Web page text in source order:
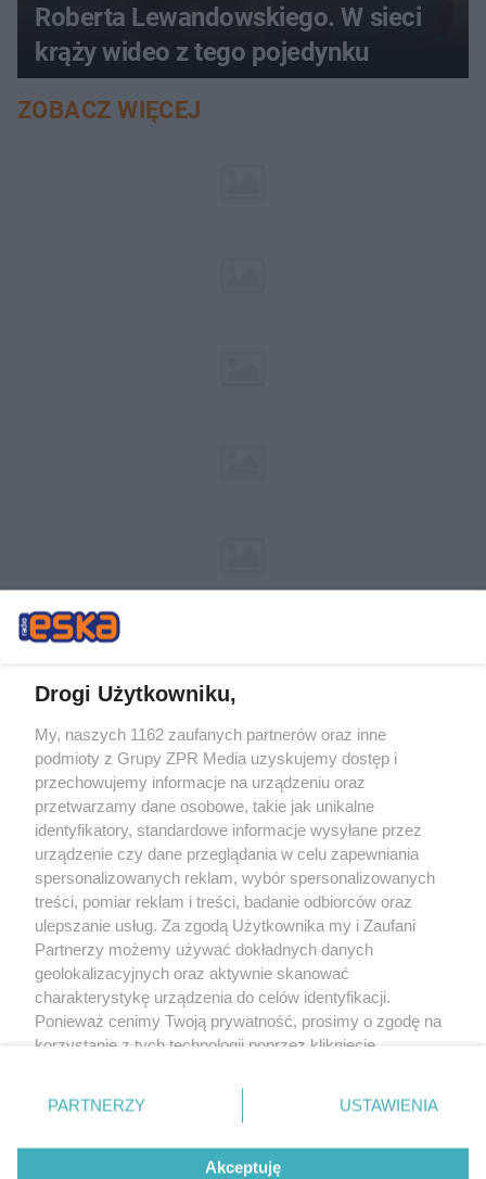
Roberta Lewandowskiego. W sieci
krąży wideo z tego pojedynku
ZOBACZ WIĘCEJ
Żaden utwór zamieszczony w serwisie nie może być powielany i
rozpowszechniany lub dalej rozpowszechniany w jakikolwiek sposób (w
tym także elektroniczny lub mechaniczny) na jakimkolwiek polu
eksploatacji w jakiejkolwiek formie, włącznie z umieszczaniem w Internecie
bez pisemnej zgody właściciela praw. Jakiekolwiek użycie lub
wykorzystanie utworów w całości lub w części z naruszeniem prawa, tzn.
bez właściwej zgody, jest zabronione pod groźbą kary i może być ścigane
prawnie.
O nas
Drogi Użytkowniku,
My, naszych 1162 zaufanych partnerów oraz inne
podmioty z Grupy ZPR Media uzyskujemy dostęp i
przechowujemy informacje na urządzeniu oraz
przetwarzamy dane osobowe, takie jak unikalne
identyfikatory, standardowe informacje wysyłane przez
urządzenie czy dane przeglądania w celu zapewniania
spersonalizowanych reklam, wybór spersonalizowanych
treści, pomiar reklam i treści, badanie odbiorców oraz
ulepszanie usług. Za zgodą Użytkownika my i Zaufani
Partnerzy możemy używać dokładnych danych
geolokalizacyjnych oraz aktywnie skanować
charakterystykę urządzenia do celów identyfikacji.
Ponieważ cenimy Twoją prywatność, prosimy o zgodę na
korzystanie z tych technologii poprzez kliknięcie
zmienić/wycofać klikając przycisk ustawień prywatności
znajdujący się w lewym dolnym rogu strony
rodzaje przetwarzania danych nie wymagają zgody
użytkownika, ale masz prawo sprzeciwić się takiemu
PARTNERZY USTAWIENIA
Akceptuję